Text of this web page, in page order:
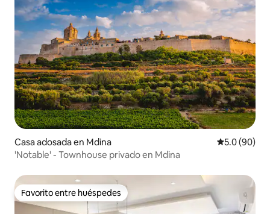
Casa adosada en Mdina Calificación
5.0 (90)
'Notable' - Townhouse privado en Mdina
Favorito entre huéspedes
Favorito entre huéspedes